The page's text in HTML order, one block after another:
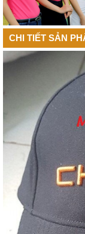
CHI TIẾT SẢN